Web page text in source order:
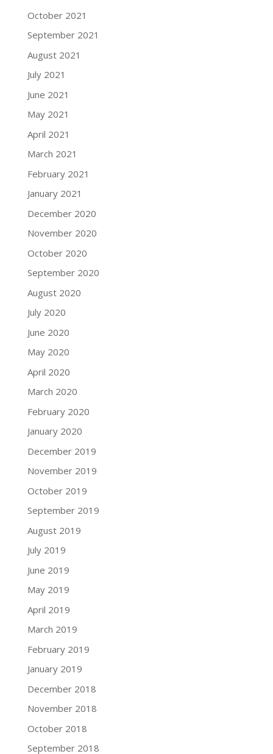
October 2021
September 2021
August 2021
July 2021
June 2021
May 2021
April 2021
March 2021
February 2021
January 2021
December 2020
November 2020
October 2020
September 2020
August 2020
July 2020
June 2020
May 2020
April 2020
March 2020
February 2020
January 2020
December 2019
November 2019
October 2019
September 2019
August 2019
July 2019
June 2019
May 2019
April 2019
March 2019
February 2019
January 2019
December 2018
November 2018
October 2018
September 2018